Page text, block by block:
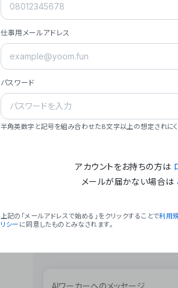
- **強み**: すべての自動
- **ミッション**: 「We
- **ビジョン**: 「
### 会社概要
仕事用メールアドレス
パスワード
半角英数字と記号を組み合わせた8文字以上の想定されにく
アカウントをお持ちの方は
メールが届かない場合は
上記の「メールアドレスで始める」をクリックすることで利用
リシー に同意したものとみなされます。